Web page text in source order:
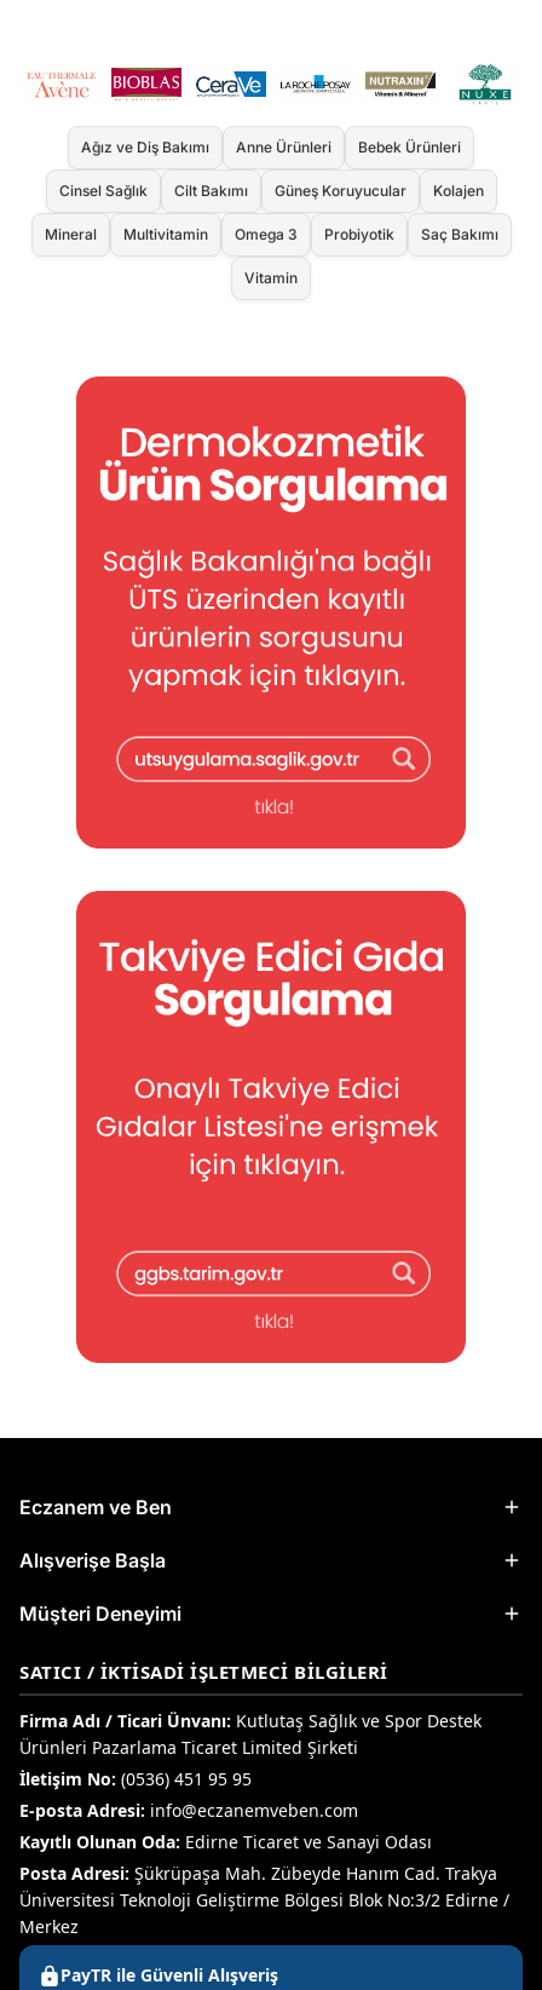
Ağız ve Diş Bakımı Anne Ürünleri Bebek Ürünleri
Cinsel Sağlık Cilt Bakımı Güneş Koruyucular Kolajen
Mineral Multivitamin Omega 3 Probiyotik Saç Bakımı
Vitamin
Eczanem ve Ben
Alışverişe Başla
Müşteri Deneyimi
SATICI / İKTISADI İŞLETMECI BILGILERI
Firma Adı / Ticari Ünvanı: Kutlutaş Sağlık ve Spor Destek
Ürünleri Pazarlama Ticaret Limited Şirketi
İletişim No: (0536) 451 95 95
E-posta Adresi: info@eczanemveben.com
Kayıtlı Olunan Oda: Edirne Ticaret ve Sanayi Odası
Posta Adresi: Şükrüpaşa Mah. Zübeyde Hanım Cad. Trakya
Üniversitesi Teknoloji Geliştirme Bölgesi Blok No:3/2 Edirne /
Merkez
PayTR ile Güvenli Alışveriş